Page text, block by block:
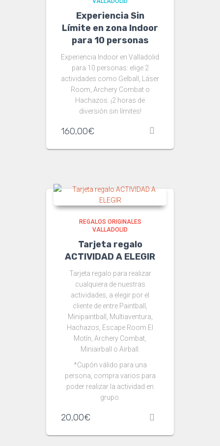
Experiencia Sin
Límite en zona Indoor
para 10 personas
Experiencia Indoor en Valladolid
para 10 personas: elige 2
actividades como Gelball, Láser
Room, Archery Combat o
Hachazos. ¡2 horas de
diversión sin límites!
160,00€
REGALOS ORIGINALES
VALLADOLID
Tarjeta regalo
ACTIVIDAD A ELEGIR
Tarjeta regalo para realizar
cualquiera de nuestras
actividades, a elegir por el
cliente de entre Paintball,
Minipaintball, Multiaventura,
Hachazos, Escape Room El
Motín, Archery Combat,
Miniairball o Airball.
*Cupón válido para una
persona, compra varios para
poder realizar la actividad en
grupo.
20,00€